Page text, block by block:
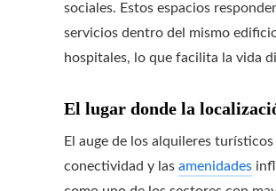
sociales. Estos espacios
servicios dentro del mismo
hospitales, lo que facilita la vida
El lugar donde la
El auge de los alquileres
conectividad y las amenidades